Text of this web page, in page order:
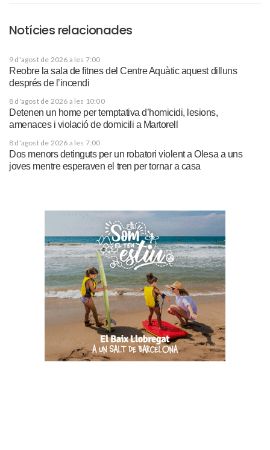
Notícies relacionades
9 d'agost de 2026 a les 7:00
Reobre la sala de fitnes del Centre Aquàtic aquest dilluns
després de l’incendi
8 d'agost de 2026 a les 10:00
Detenen un home per temptativa d’homicidi, lesions,
amenaces i violació de domicili a Martorell
8 d'agost de 2026 a les 7:00
Dos menors detinguts per un robatori violent a Olesa a uns
joves mentre esperaven el tren per tornar a casa